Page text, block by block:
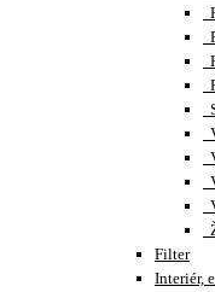
Filter
Interiér,